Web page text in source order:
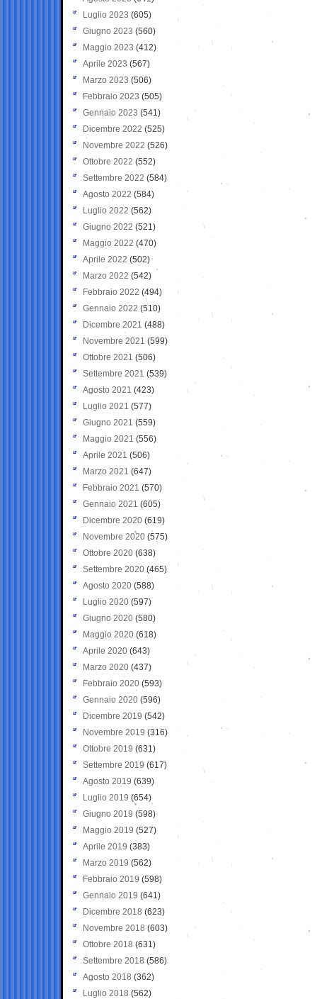
Luglio 2023 (605)
Giugno 2023 (560)
Maggio 2023 (412)
Aprile 2023 (567)
Marzo 2023 (506)
Febbraio 2023 (505)
Gennaio 2023 (541)
Dicembre 2022 (525)
Novembre 2022 (526)
Ottobre 2022 (552)
Settembre 2022 (584)
Agosto 2022 (584)
Luglio 2022 (562)
Giugno 2022 (521)
Maggio 2022 (470)
Aprile 2022 (502)
Marzo 2022 (542)
Febbraio 2022 (494)
Gennaio 2022 (510)
Dicembre 2021 (488)
Novembre 2021 (599)
Ottobre 2021 (506)
Settembre 2021 (539)
Agosto 2021 (423)
Luglio 2021 (577)
Giugno 2021(559)
Maggio 2021 (556)
Aprile 2021 (506)
Marzo 2021 (647)
Febbraio 2021 (570)
Gennaio 2021 (605)
Dicembre 2020 (619)
Novembre 2020 (575)
Ottobre 2020 (638)
Settembre 2020(465)
Agosto 2020 (588)
Luglio 2020 (597)
Giugno 2020 (580)
Maggio 2020 (618)
Aprile 2020 (643)
Marzo 2020 (437)
Febbraio 2020 (593)
Gennaio 2020 (596)
Dicembre 2019 (542)
Novembre 2019 (316)
Ottobre 2019 (631)
Settembre 2019 (617)
Agosto 2019 (639)
Luglio 2019 (654)
Giugno 2019 (598)
Maggio 2019 (527)
Aprile 2019 (383)
Marzo 2019 (562)
Febbraio 2019 (598)
Gennaio 2019 (641)
Dicembre 2018 (623)
Novembre 2018 (603)
Ottobre 2018 (631)
Settembre 2018 (586)
Agosto 2018 (362)
Luglio 2018 (562)